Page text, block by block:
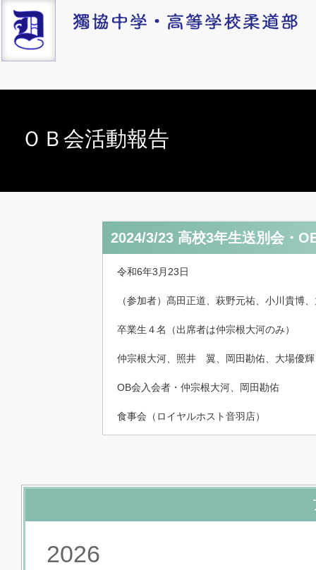
ＯＢ会活動報告
2024/3/23 高校3年生送別会・
令和6年3月23日
（参加者）髙田正道、萩野元祐、小川貴博
卒業生４名（出席者は仲宗根大河のみ）
仲宗根大河、照井 翼、岡田勘佑、大場優輝
OB会入会者・仲宗根大河、岡田勘佑
食事会（ロイヤルホスト音羽店）
2026